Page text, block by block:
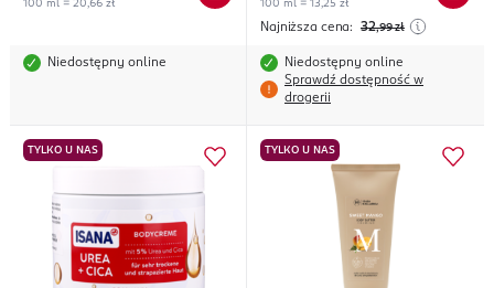
100 ml = 20,66 zł
Niedostępny online
100 ml = 13,25 zł
Najniższa cena: 32,99 zł
Niedostępny online
Sprawdź dostępność w
drogerii
TYLKO U NAS TYLKO U NAS